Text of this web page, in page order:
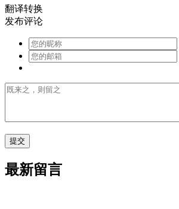
翻译转换
发布评论
最新留言